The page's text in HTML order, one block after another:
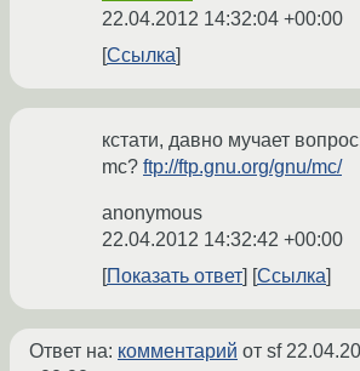
22.04.2012 14:32:04 +00:00
Ссылка
кстати, давно мучает
mc? ftp://ftp.gnu.org/gnu/mc/
anonymous
22.04.2012 14:32:42 +00:00
Показать ответ
Ссылка
Ответ на: комментарий от sf